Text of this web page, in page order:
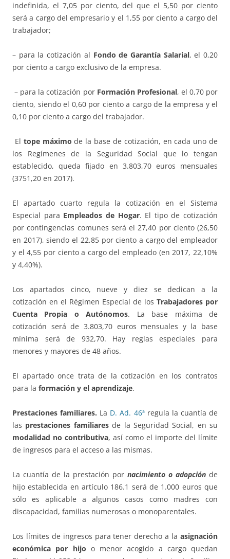
indefinida, el 7,05 por ciento, del que el 5,50 por ciento
será a cargo del empresario y el 1,55 por ciento a cargo del
trabajador;
– para la cotización al Fondo de Garantía Salarial, el 0,20
por ciento a cargo exclusivo de la empresa.
– para la cotización por Formación Profesional, el 0,70 por
ciento, siendo el 0,60 por ciento a cargo de la empresa y el
0,10 por ciento a cargo del trabajador.
El tope máximo de la base de cotización, en cada uno de
los Regímenes de la Seguridad Social que lo tengan
establecido, queda fijado en 3.803,70 euros mensuales
(3751,20 en 2017).
El apartado cuarto regula la cotización en el Sistema
Especial para Empleados de Hogar. El tipo de cotización
por contingencias comunes será el 27,40 por ciento (26,50
en 2017), siendo el 22,85 por ciento a cargo del empleador
y el 4,55 por ciento a cargo del empleado (en 2017, 22,10%
y 4,40%).
Los apartados cinco, nueve y diez se dedican a la
cotización en el Régimen Especial de los Trabajadores por
Cuenta Propia o Autónomos. La base máxima de
cotización será de 3.803,70 euros mensuales y la base
mínima será de 932,70. Hay reglas especiales para
menores y mayores de 48 años.
El apartado once trata de la cotización en los contratos
para la formación y el aprendizaje.
Prestaciones familiares. La D. Ad. 46ªregula la cuantía de
las prestaciones familiaresde la Seguridad Social, en su
modalidad no contributiva, así como el importe del límite
de ingresos para el acceso a las mismas.
La cuantía de la prestación por nacimiento o adopción de
hijo establecida en artículo 186.1 será de 1.000 euros que
sólo es aplicable a algunos casos como madres con
discapacidad, familias numerosas o monoparentales.
Los límites de ingresos para tener derecho a la asignación
económica por hijo o menor acogido a cargo quedan